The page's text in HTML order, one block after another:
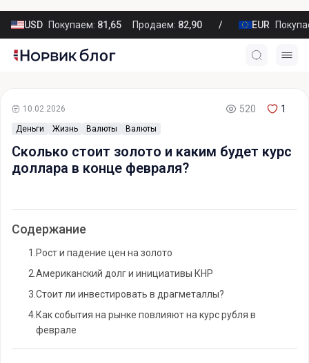
USD Покупаем: 81,65 Продаем: 82,90 EUR
Деньги Жизнь Валюты Валюты
10.02.2026 520 1
Сколько стоит золото и каким будет курс
доллара в конце февраля?
Содержание
1. Рост и падение цен на золото
2. Американский долг и инициативы КНР
3. Стоит ли инвестировать в драгметаллы?
4. Как события на рынке повлияют на курс рубля в
феврале